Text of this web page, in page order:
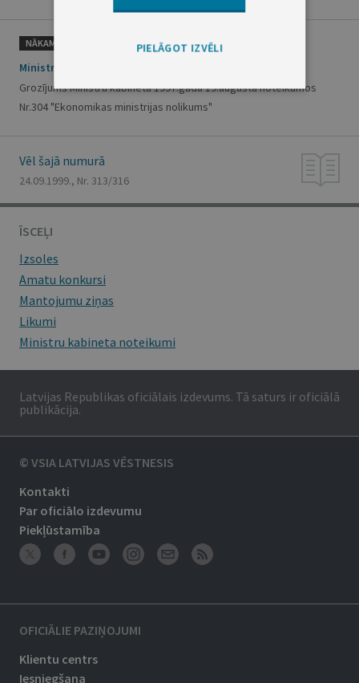
NĀKAMAIS
Ministru kabineta noteikumi Nr.323
Grozījums Ministru kabineta 1997.gada 19.augusta noteikumos
Nr.304 "Ekonomikas ministrijas nolikums"
Vēl šajā numurā
24.09.1999., Nr. 313/316
ĪSCEĻI
Izsoles
Amatu konkursi
Mantojumu ziņas
Likumi
Ministru kabineta noteikumi
Latvijas Republikas oficiālais izdevums. Tā saturs ir oficiālā
publikācija.
© VSIA LATVIJAS VĒSTNESIS
Kontakti
Par oficiālo izdevumu
Piekļūstamība
OFICIĀLIE PAZIŅOJUMI
Klientu centrs
Iesniegšana
PIELĀGOT IZVĒLI